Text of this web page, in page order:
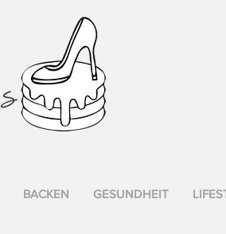
BACKEN GESUNDHEIT